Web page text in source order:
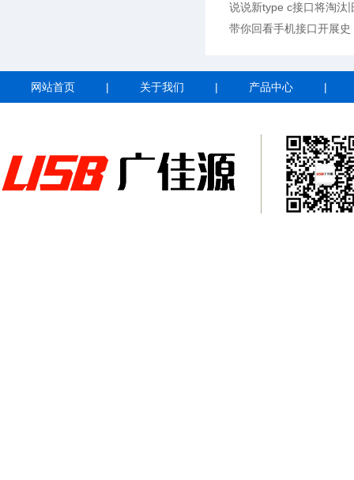
说说新type c接口将淘汰
带你回看手机接口开展史
网站首页 | 关于我们 | 产品中心 |